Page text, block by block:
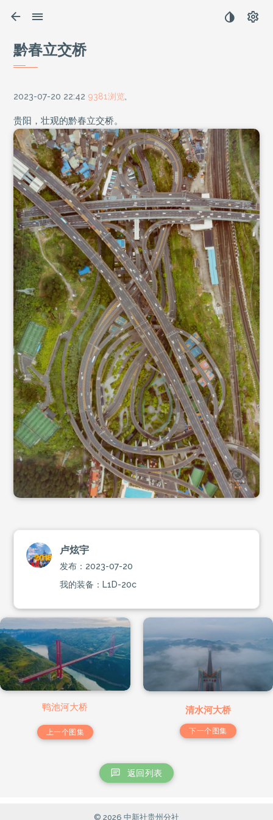
黔春立交桥
2023-07-20 22:42 9381浏览
贵阳，壮观的黔春立交桥。
卢炫宇
发布：2023-07-20
我的装备：L1D-20c
鸭池河大桥
上一个图集
清水河大桥
下一个图集
返回列表
© 2026 中新社贵州分社